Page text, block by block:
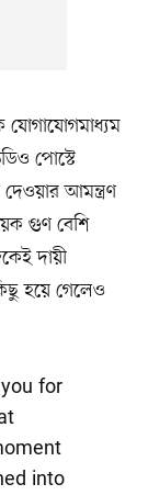
যোগাযোগমাধ্যম
পোস্টে
আমন্ত্রণ
গুণ বেশি
দায়ী
হয়ে গেলেও
for
into